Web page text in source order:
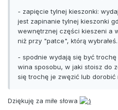
- zapięcie tylnej kieszonki:
jest zapinanie tylnej kieszonki
wewnętrznej części kieszeni a
niż przy "patce", którą
- spodnie wydają się być
wina sposobu, w jaki stoisz do
się trochę je zwęzić lub dorobić
Dziękuję za miłe słowa